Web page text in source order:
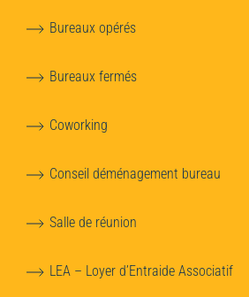
Bureaux opérés
Bureaux fermés
Coworking
Conseil déménagement bureau
Salle de réunion
LEA – Loyer d’Entraide Associatif